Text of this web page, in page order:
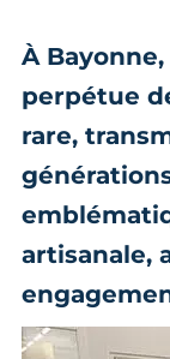
À
perpétue
rare,
artisanale,